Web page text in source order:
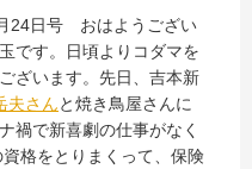
24日号 おはようござい
です。日頃よりコダマを
ざいます。先日、吉本新
夫さんと焼き鳥屋さんに
禍で新喜劇の仕事がなく
格をとりまくって、保険